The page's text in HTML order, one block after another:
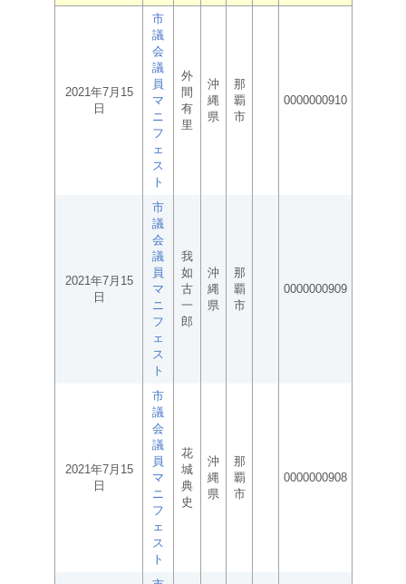
2021年7月15
日
市
議
会
議
員
マ
ニ
フ
ェ
ス
ト
外
間
有
里
沖
縄
県
那
覇
市
0000000910
2021年7月15
日
市
議
会
議
員
マ
ニ
フ
ェ
ス
ト
我
如
古
一
郎
沖
縄
県
那
覇
市
0000000909
2021年7月15
日
市
議
会
議
員
マ
ニ
フ
ェ
ス
ト
花
城
典
史
沖
縄
県
那
覇
市
0000000908